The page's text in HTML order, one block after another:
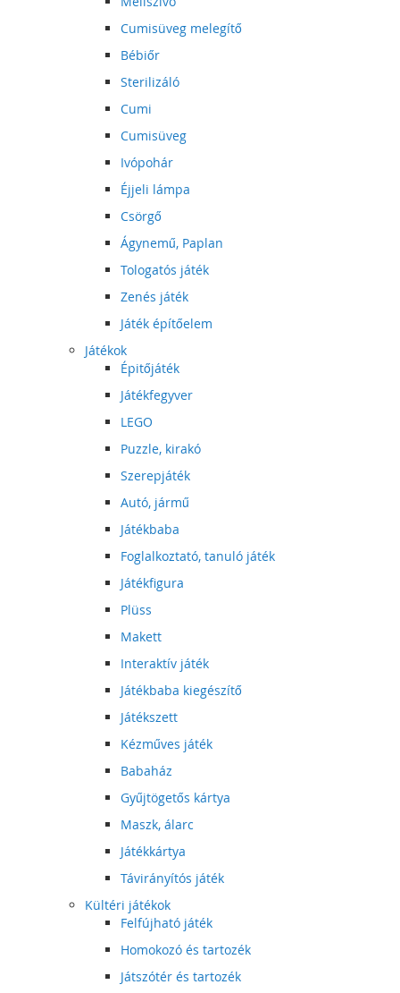
Cumisüveg melegítő
Bébiőr
Sterilizáló
Cumi
Cumisüveg
Ivópohár
Éjjeli lámpa
Csörgő
Ágynemű, Paplan
Tologatós játék
Zenés játék
Játék építőelem
Játékok
Épitőjáték
Játékfegyver
LEGO
Puzzle, kirakó
Szerepjáték
Autó, jármű
Játékbaba
Foglalkoztató, tanuló játék
Játékfigura
Plüss
Makett
Interaktív játék
Játékbaba kiegészítő
Játékszett
Kézműves játék
Babaház
Gyűjtögetős kártya
Maszk, álarc
Játékkártya
Távirányítós játék
Kültéri játékok
Felfújható játék
Homokozó és tartozék
Játszótér és tartozék